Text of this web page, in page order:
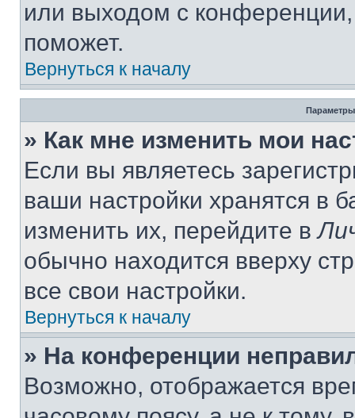
или выходом с
поможет.
Вернуться к началу
Параметры
» Как мне изменить мои
Если вы являетесь
ваши настройки хранятся в
изменить их, перейдите в
обычно находится вверху
все свои настройки.
Вернуться к началу
» На конференции
Возможно, отображается